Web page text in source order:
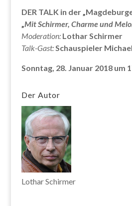
DER TALK in der
„Mit Schirmer, Charme und
Moderation: Lothar Schirmer
Talk-Gast:Schauspieler
Sonntag, 28. Januar 2018 um
Der Autor
Lothar Schirmer